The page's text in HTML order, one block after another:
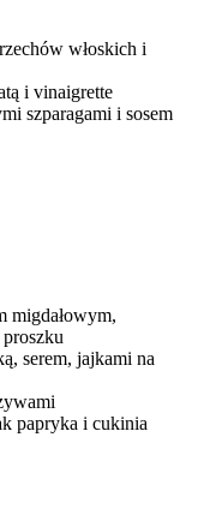
włoskich i
i vinaigrette
szparagami i sosem
migdałowym,
serem, jajkami na
papryka i cukinia